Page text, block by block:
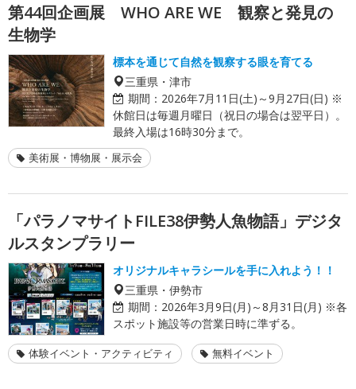
第44回企画展 WHO ARE WE 観察と発見の
生物学
標本を通じて自然を観察する眼を育てる
三重県・津市
期間： 2026年7月11日(土)～9月27日(日) ※
休館日は毎週月曜日（祝日の場合は翌平日）。
最終入場は16時30分まで。
美術展・博物展・展示会
「パラノマサイトFILE38伊勢人魚物語」デジタ
ルスタンプラリー
オリジナルキャラシールを手に入れよう！！
三重県・伊勢市
期間： 2026年3月9日(月)～8月31日(月) ※各
スポット施設等の営業日時に準ずる。
体験イベント・アクティビティ 無料イベント